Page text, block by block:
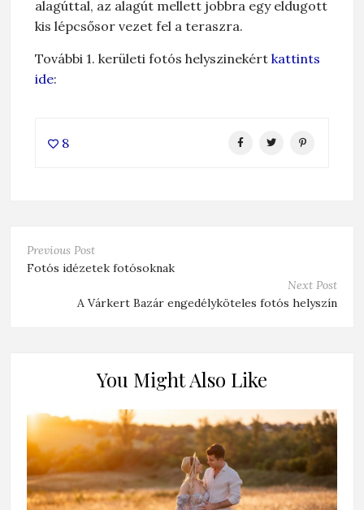
alagúttal, az alagút mellett jobbra egy eldugott
kis lépcsősor vezet fel a teraszra.
További 1. kerületi fotós helyszinekért kattints
ide:
8
Previous Post
Fotós idézetek fotósoknak
Next Post
A Várkert Bazár engedélyköteles fotós helyszín
You Might Also Like